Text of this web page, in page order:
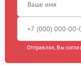
Отправляя, Вы